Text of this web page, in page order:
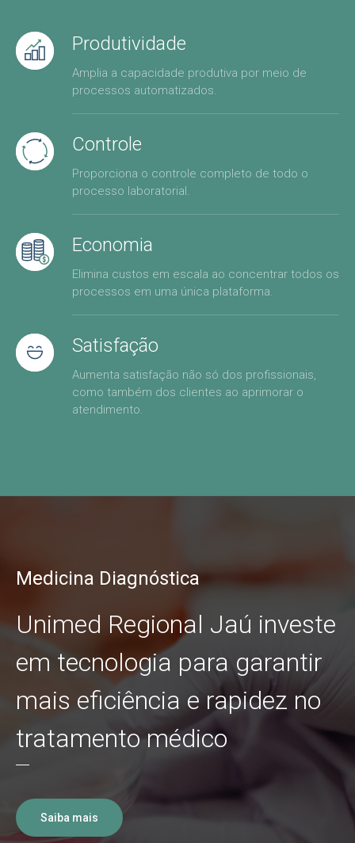
Produtividade
Amplia a capacidade produtiva por meio de
processos automatizados.
Controle
Proporciona o controle completo de todo o
processo laboratorial.
Economia
Elimina custos em escala ao concentrar todos os
processos em uma única plataforma.
Satisfação
Aumenta satisfação não só dos profissionais,
como também dos clientes ao aprimorar o
atendimento.
Medicina Diagnóstica
Unimed Regional Jaú investe
em tecnologia para garantir
mais eficiência e rapidez no
tratamento médico
Saiba mais